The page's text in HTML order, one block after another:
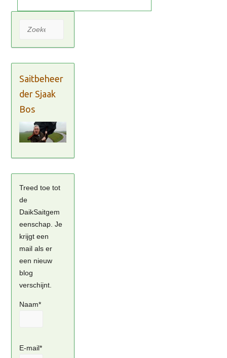
Zoeken
Saitbeheer
der Sjaak
Bos
Treed toe tot
de
DaikSaitgem
eenschap. Je
krijgt een
mail als er
een nieuw
blog
verschijnt.
Naam*
E-mail*